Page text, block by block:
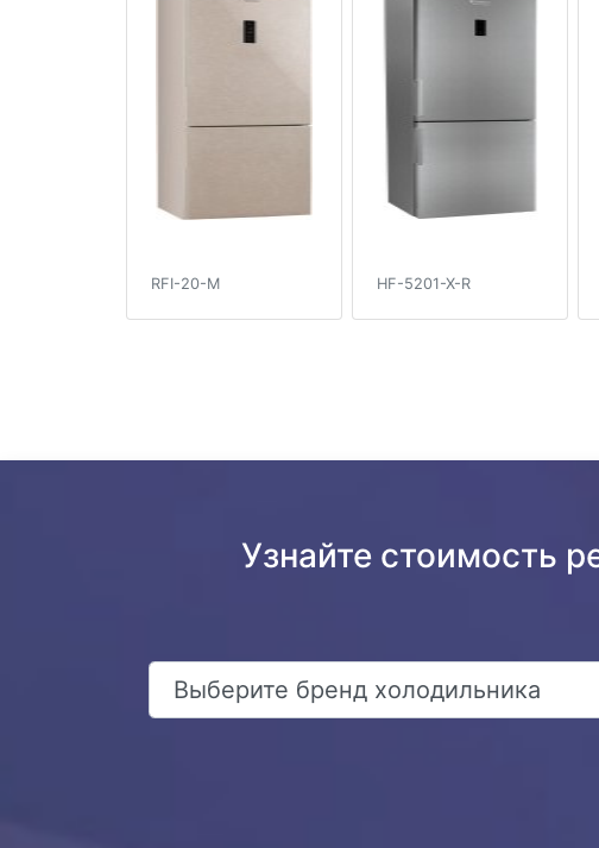
RFI-20-M HF-5201-X-R
Узнайте стоимость